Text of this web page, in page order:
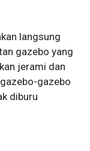
langsung
gazebo yang
jerami dan
gazebo
diburu